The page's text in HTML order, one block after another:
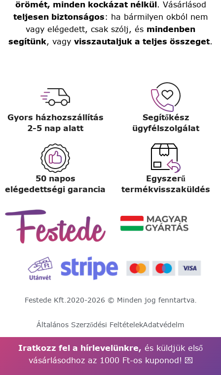
örömét, minden kockázat nélkül. Vásárlásod
teljesen biztonságos: ha bármilyen okból nem
vagy elégedett, csak szólj, és mindenben
segítünk, vagy visszautaljuk a teljes összeget.
Gyors házhozszállítás
2-5 nap alatt
Segítőkész
ügyfélszolgálat
50 napos
elégedettségi garancia
Egyszerű
termékvisszaküldés
Festede Kft.2020-2026 © Minden jog fenntartva.
Általános Szerződési FeltételekAdatvédelm
Iratkozz fel a hírlevelünkre, és küldjük első
vásárlásodhoz az 1000 Ft-os kuponod! 💌